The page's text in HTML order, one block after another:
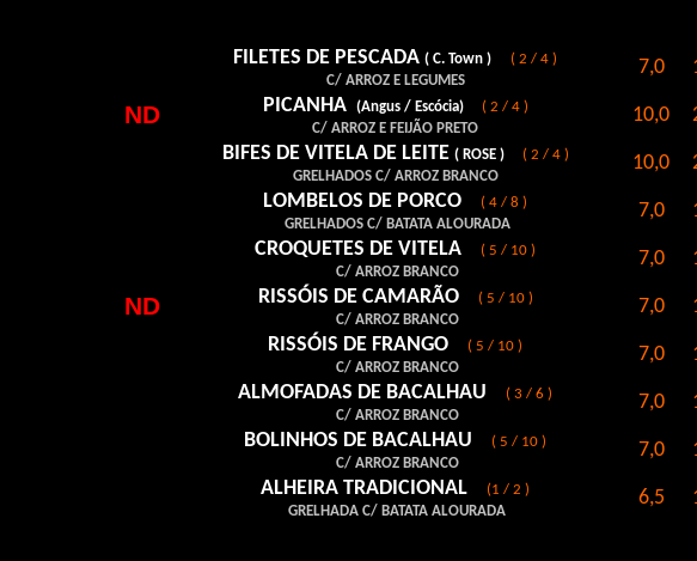
FILETES DE PESCADA ( C. Town )
( 2 / 4 )
C/ ARROZ E LEGUMES
7,0
ND PICANHA (Angus / Escócia)
( 2 / 4 )
C/ ARROZ E FEIJÃO PRETO
10,0
BIFES DE VITELA DE LEITE ( ROSE )
( 2 / 4 )
GRELHADOS C/ ARROZ BRANCO
10,0
LOMBELOS DE PORCO
( 4 / 8 )
GRELHADOS C/ BATATA ALOURADA
7,0
CROQUETES DE VITELA
( 5 / 10 )
C/ ARROZ BRANCO
7,0
ND RISSÓIS DE CAMARÃO
( 5 / 10 )
C/ ARROZ BRANCO
7,0
RISSÓIS DE FRANGO
( 5 / 10 )
C/ ARROZ BRANCO
7,0
ALMOFADAS DE BACALHAU
( 3 / 6 )
C/ ARROZ BRANCO
7,0
BOLINHOS DE BACALHAU
( 5 / 10 )
C/ ARROZ BRANCO
7,0
ALHEIRA TRADICIONAL
(1 / 2 )
GRELHADA C/ BATATA ALOURADA
6,5